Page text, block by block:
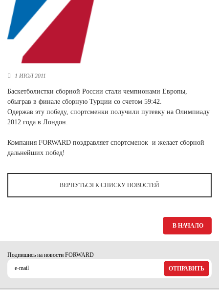
Ставропольский край (5)
Томская область (1)
Тульская область (1)
Тюменская область (3)
Хакасия (1)
Ханты-Мансийский автономный округ (3)
Челябинская область (2)
Ямало-Ненецкий автономный округ (1)
Ярославская область (1)
1 ИЮЛ 2011
Баскетболистки сборной России стали чемпионами Европы,
обыграв в финале сборную Турции со счетом 59:42.
Одержав эту победу, спортсменки получили путевку на Олимпиаду
2012 года в Лондон.
Компания FORWARD поздравляет спортсменок и желает сборной
дальнейших побед!
ВЕРНУТЬСЯ К СПИСКУ НОВОСТЕЙ
В НАЧАЛО
Подпишись на новости FORWARD
ОТПРАВИТЬ